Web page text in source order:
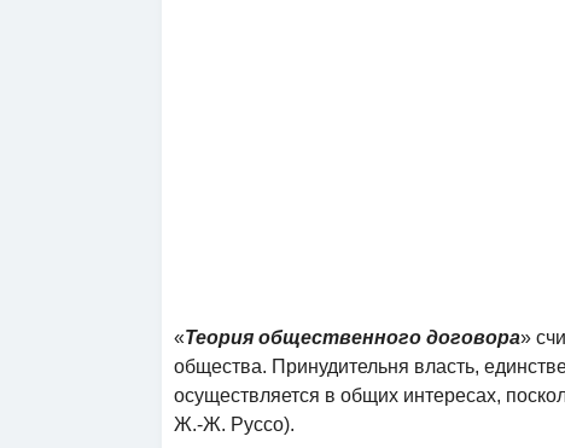
«Теория общественного договора»
общества. Принудительня власть,
осуществляется в общих интересах,
Ж.-Ж. Руссо).